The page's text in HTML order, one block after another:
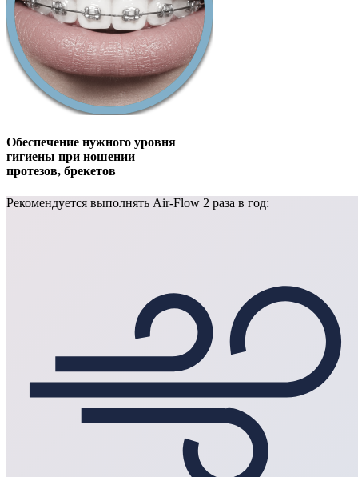
Обеспечение нужного уровня
гигиены при ношении
протезов, брекетов
Рекомендуется выполнять Air-Flow 2 раза в год: